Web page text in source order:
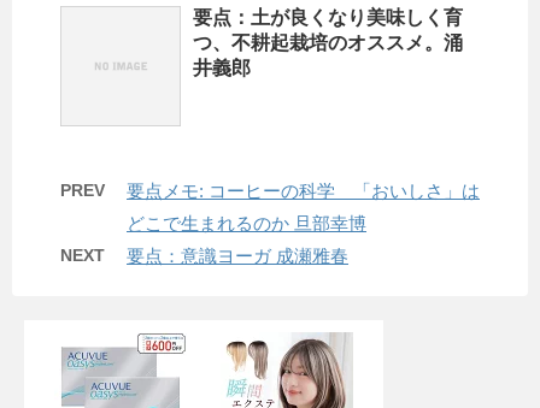
要点：土が良くなり美味しく育
つ、不耕起栽培のオススメ。涌
井義郎
PREV
要点メモ: コーヒーの科学 「おいしさ」は
どこで生まれるのか 旦部幸博
NEXT 要点：意識ヨーガ 成瀬雅春